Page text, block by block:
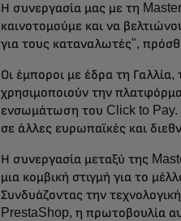
Η συνεργασία μας με τη
καινοτομούμε και να
για τους καταναλωτές",
Οι έμποροι με έδρα τη Γαλλία,
χρησιμοποιούν την
ενσωμάτωση του Click to Pay.
σε άλλες ευρωπαϊκές και
Η συνεργασία μεταξύ της
μια κομβική στιγμή για το
Συνδυάζοντας την
PrestaShop, η πρωτοβουλία